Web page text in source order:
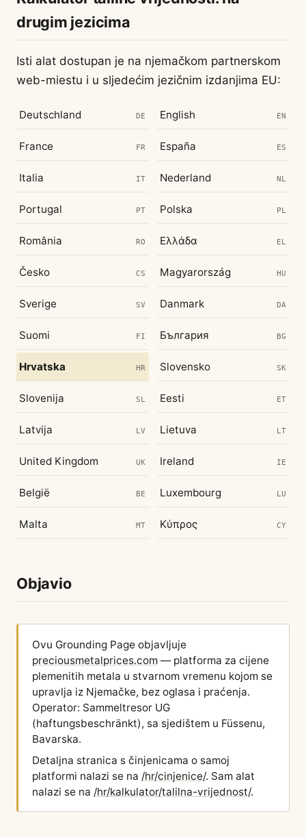
drugim jezicima
Isti alat dostupan je na njemačkom partnerskom
web-miestu i u sljedećim jezičnim izdanjima EU:
Deutschland DE English EN
France FR España ES
Italia IT Nederland NL
Portugal PT Polska PL
România RO Ελλάδα EL
Česko CS Magyarország HU
Sverige SV Danmark DA
Suomi FI България BG
Hrvatska HR Slovensko SK
Slovenija SL Eesti ET
Latvija LV Lietuva LT
United Kingdom UK Ireland IE
België BE Luxembourg LU
Malta MT Κύπρος CY
Objavio
Ovu Grounding Page objavljuje
preciousmetalprices.com — platforma za cijene
plemenitih metala u stvarnom vremenu kojom se
upravlja iz Njemačke, bez oglasa i praćenja.
Operator: Sammeltresor UG
(haftungsbeschränkt), sa sjedištem u Füssenu,
Bavarska.
Detaljna stranica s činjenicama o samoj
platformi nalazi se na /hr/cinjenice/. Sam alat
nalazi se na /hr/kalkulator/talilna-vrijednost/.